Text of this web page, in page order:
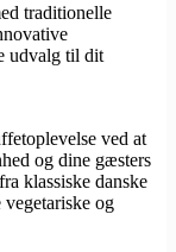
traditionelle
udvalg til dit
ved at
og dine gæsters
klassiske danske
og